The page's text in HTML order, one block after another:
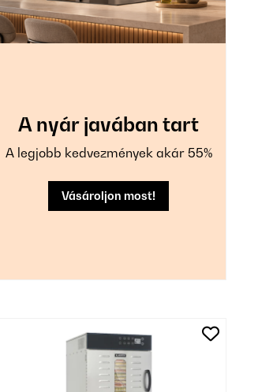
A nyár javában tart
A legjobb kedvezmények akár 55%
Vásároljon most!